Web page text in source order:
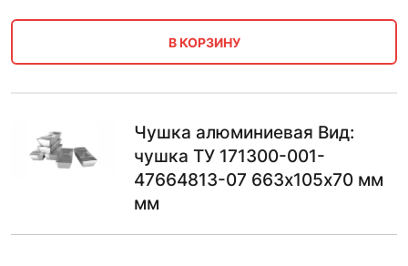
В КОРЗИНУ
Чушка алюминиевая Вид:
чушка ТУ 171300-001-
47664813-07 663х105х70 мм
мм